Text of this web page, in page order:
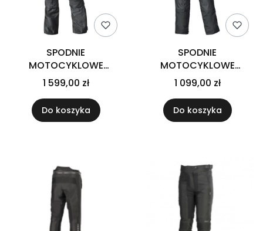
SPODNIE
MOTOCYKLOWE
TEKSTYLNE HELD
MOJAVE BASE BLACK
1 599,00 zł
Do koszyka
SPODNIE
MOTOCYKLOWE
TEKSTYLNE HELD
TOURINO BLACK
1 099,00 zł
Do koszyka